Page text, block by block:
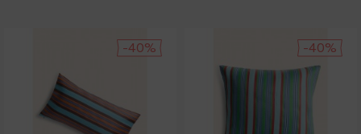
-40% -40%